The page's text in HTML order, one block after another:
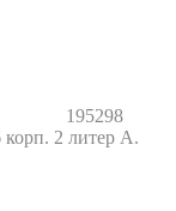
195298
корп. 2 литер А.